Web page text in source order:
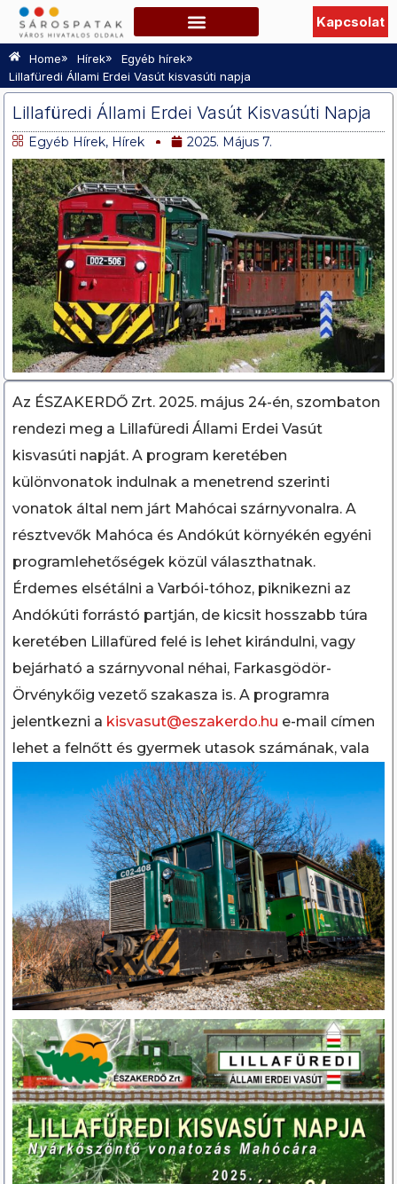
Kapcsolat
Home» Hírek» Egyéb hírek»
Lillafüredi Állami Erdei Vasút kisvasúti napja
Lillafüredi Állami Erdei Vasút Kisvasúti Napja
Egyéb Hírek, Hírek 2025. Május 7.
Az ÉSZAKERDŐ Zrt. 2025. május 24-én, szombaton
rendezi meg a Lillafüredi Állami Erdei Vasút
kisvasúti napját. A program keretében
különvonatok indulnak a menetrend szerinti
vonatok által nem járt Mahócai szárnyvonalra. A
résztvevők Mahóca és Andókút környékén egyéni
programlehetőségek közül választhatnak.
Érdemes elsétálni a Varbói-tóhoz, piknikezni az
Andókúti forrástó partján, de kicsit hosszabb túra
keretében Lillafüred felé is lehet kirándulni, vagy
bejárható a szárnyvonal néhai, Farkasgödör-
Örvénykőig vezető szakasza is. A programra
jelentkezni a kisvasut@eszakerdo.hu e-mail címen
lehet a felnőtt és gyermek utasok számának, vala